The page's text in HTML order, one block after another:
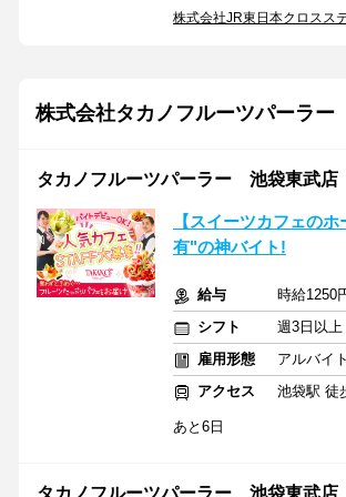
株式会社JR東日本クロスス
株式会社タカノフルーツパーラー
タカノフルーツパーラー 池袋東武店
【スイーツカフェの
有"の神バイト!
給与
時給1250
シフト
週3日以
雇用形態
アルバイ
アクセス
池袋駅 徒
あと6日
タカノフルーツパーラー 池袋東武店